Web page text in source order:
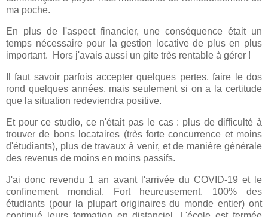
ma poche.
En plus de l'aspect financier, une conséquence était un
temps nécessaire pour la gestion locative de plus en plus
important. Hors j'avais aussi un gite très rentable à gérer !
Il faut savoir parfois accepter quelques pertes, faire le dos
rond quelques années, mais seulement si on a la certitude
que la situation redeviendra positive.
Et pour ce studio, ce n'était pas le cas : plus de difficulté à
trouver de bons locataires (très forte concurrence et moins
d'étudiants), plus de travaux à venir, et de manière générale
des revenus de moins en moins passifs.
J'ai donc revendu 1 an avant l'arrivée du COVID-19 et le
confinement mondial. Fort heureusement. 100% des
étudiants (pour la plupart originaires du monde entier) ont